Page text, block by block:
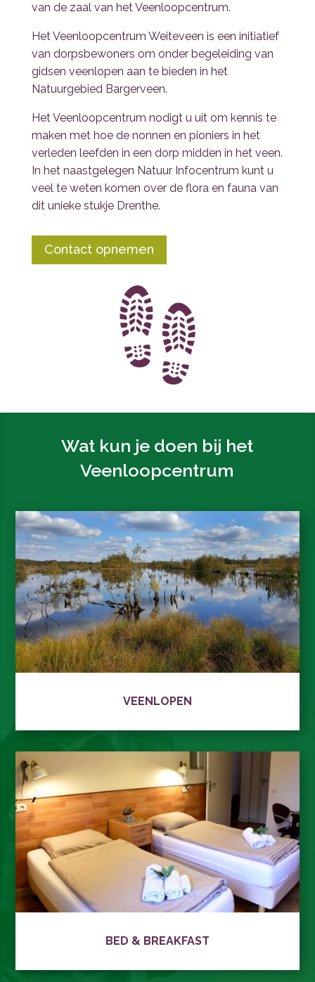
van de zaal van het Veenloopcentrum.
Het Veenloopcentrum Weiteveen is een initiatief
van dorpsbewoners om onder begeleiding van
gidsen veenlopen aan te bieden in het
Natuurgebied Bargerveen.
Het Veenloopcentrum nodigt u uit om kennis te
maken met hoe de nonnen en pioniers in het
verleden leefden in een dorp midden in het veen.
In het naastgelegen Natuur Infocentrum kunt u
veel te weten komen over de flora en fauna van
dit unieke stukje Drenthe.
Contact opnemen
Wat kun je doen bij het
Veenloopcentrum
VEENLOPEN
BED & BREAKFAST